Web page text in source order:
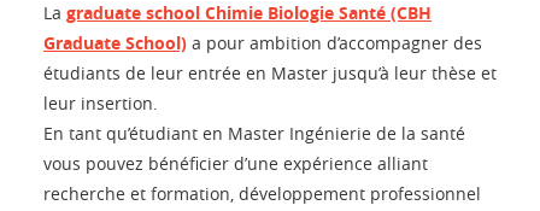
La graduate school Chimie Biologie Santé (CBH
Graduate School) a pour ambition d’accompagner des
étudiants de leur entrée en Master jusqu’à leur thèse et
leur insertion.
En tant qu’étudiant en Master Ingénierie de la santé
vous pouvez bénéficier d’une expérience alliant
recherche et formation, développement professionnel